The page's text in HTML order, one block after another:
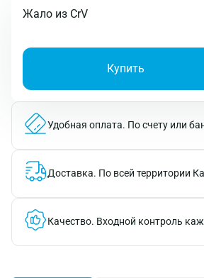
Жало из CrV
Купить
Удобная оплата. По счету или
Доставка. По всей территории
Качество. Входной контроль